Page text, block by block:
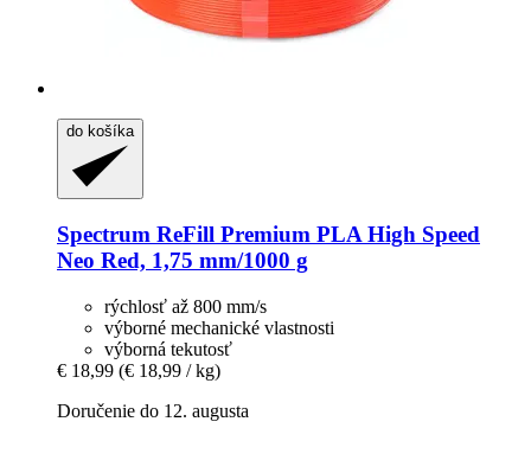
do košíka
Spectrum ReFill Premium PLA High Speed
Neo Red, 1,75 mm/1000 g
rýchlosť až 800 mm/s
výborné mechanické vlastnosti
výborná tekutosť
€ 18,99 (€ 18,99 / kg)
Doručenie do 12. augusta